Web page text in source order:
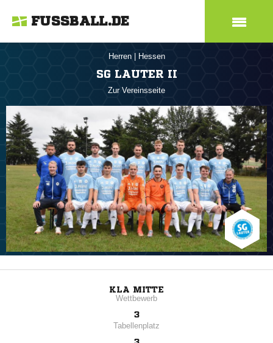
FUSSBALL.DE
Herren Hessen
SG LAUTER II
Zur Vereinsseite
KLA MITTE
Wettbewerb
3
Tabellenplatz